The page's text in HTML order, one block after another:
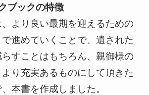
ブックの特徴
より良い最期を迎えるための
進めていくことで、遺された
すことはもちろん、親御様の
り充実あるものにして頂きた
本書を作成しました。